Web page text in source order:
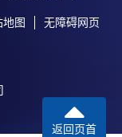
地图 无障碍网页
返回页首